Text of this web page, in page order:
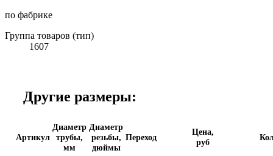
по фабрике
Группа товаров (тип)
1607
Другие размеры:
Артикул
Диаметр
трубы,
мм
Диаметр
резьбы,
дюймы
Переход
Цена,
руб